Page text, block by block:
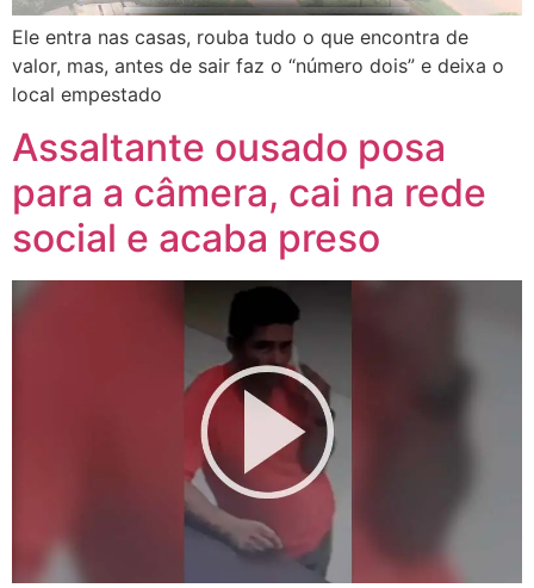
Ele entra nas casas, rouba tudo o que encontra de
valor, mas, antes de sair faz o “número dois” e deixa o
local empestado
Assaltante ousado posa
para a câmera, cai na rede
social e acaba preso